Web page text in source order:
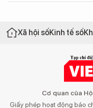
Xã hội sốKinh tế số
Cơ quan của
Giấy phép hoạt động báo